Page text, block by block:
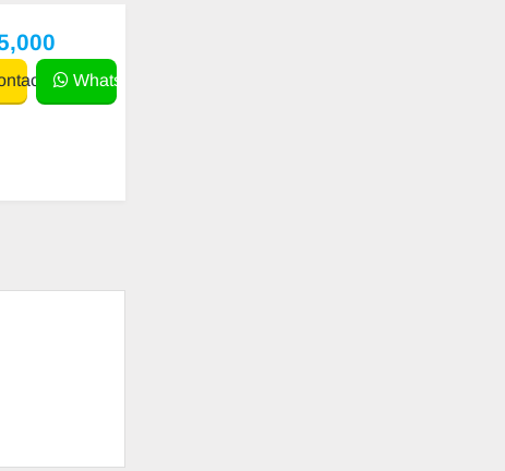
WhatsApp